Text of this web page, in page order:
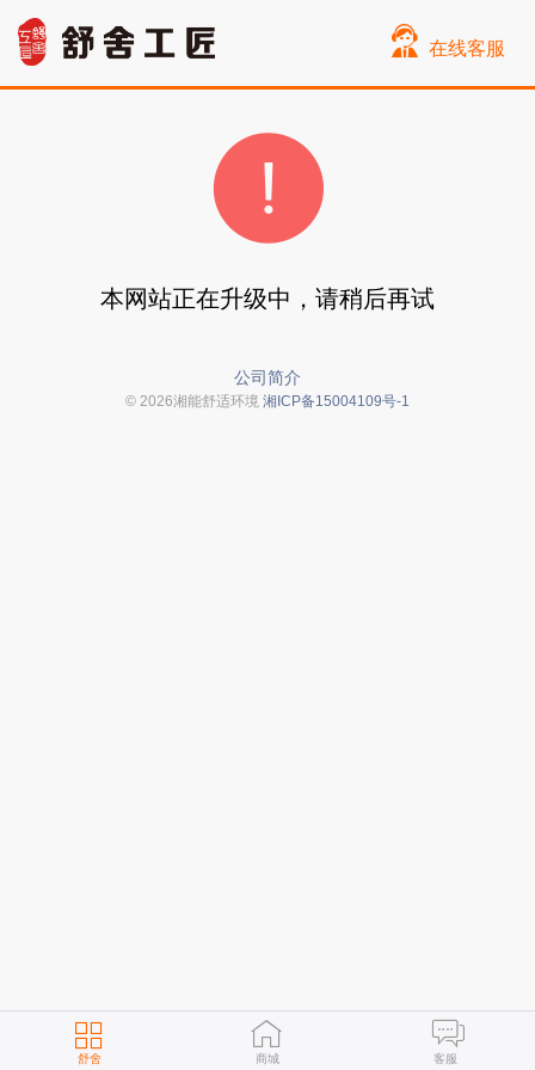
舒舍 商城 客服
在线客服
本网站正在升级中，请稍后再试
公司简介
© 2026湘能舒适环境 湘ICP备15004109号-1